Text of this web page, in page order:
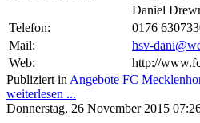
Daniel
Telefon:
0176
Mail:
hsv-
Web:
http://
Publiziert in Angebote FC
weiterlesen ...
Donnerstag, 26 November 2015